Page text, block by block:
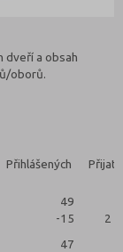
dveří a obsah
oborů.
Přihlášených
49
-15
2
47